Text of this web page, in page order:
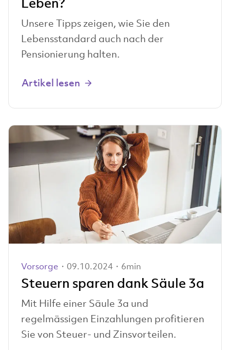
Unsere Tipps zeigen, wie Sie den
Lebensstandard auch nach der
Pensionierung halten.
Artikel lesen
Vorsorge ・09.10.2024・6min
Steuern sparen dank Säule 3a
Mit Hilfe einer Säule 3a und
regelmässigen Einzahlungen profitieren
Sie von Steuer- und Zinsvorteilen.